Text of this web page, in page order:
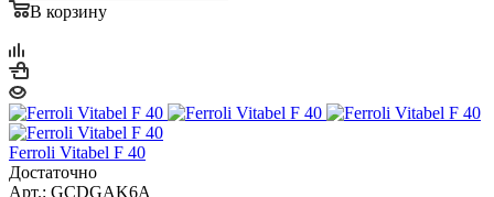
В корзину
Ferroli Vitabel F 40
Достаточно
Арт.: GCDGAK6A